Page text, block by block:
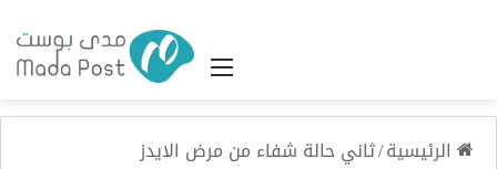
القائمة
الرئيسية/ثاني حالة شفاء من مرض الايدز